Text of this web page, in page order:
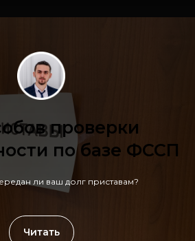
проверки
по базе ФССП
ли ваш долг приставам?
Читать